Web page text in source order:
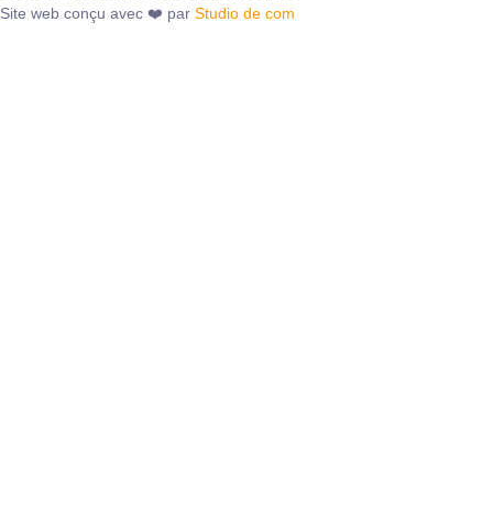
Site web conçu avec ❤️ par Studio de com